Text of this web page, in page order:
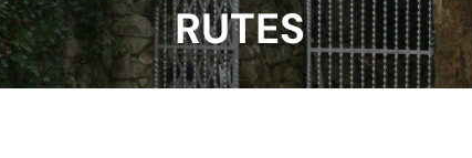
RUTES